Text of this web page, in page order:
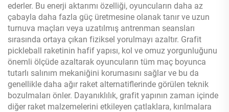
ederler. Bu enerji aktarımı özelliği, oyuncuların daha az
çabayla daha fazla güç üretmesine olanak tanır ve uzun
turnuva maçları veya uzatılmış antrenman seansları
sırasında ortaya çıkan fiziksel yorulmayı azaltır. Grafit
pickleball raketinin hafif yapısı, kol ve omuz yorgunluğunu
önemli ölçüde azaltarak oyuncuların tüm maç boyunca
tutarlı salınım mekaniğini korumasını sağlar ve bu da
genellikle daha ağır raket alternatiflerinde görülen teknik
bozulmaları önler. Dayanıklılık, grafit yapının zaman içinde
diğer raket malzemelerini etkileyen çatlaklara, kırılmalara